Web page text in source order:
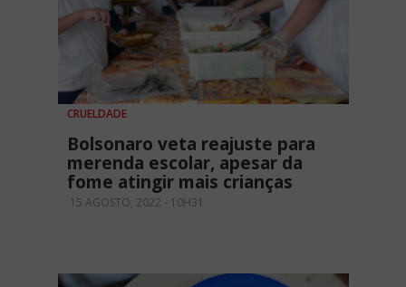
CRUELDADE
Bolsonaro veta reajuste para
merenda escolar, apesar da
fome atingir mais crianças
15 AGOSTO, 2022 - 10H31